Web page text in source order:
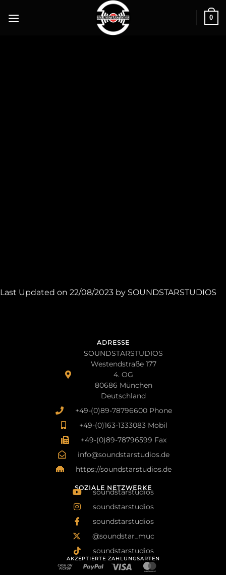
0
Last Updated on 22/08/2023 by SOUNDSTARSTUDIOS
SOZIALE NETZWERKE
soundstarstudios
soundstarstudios
soundstarstudios
@soundstar_muc
soundstarstudios
AKZEPTIERTE ZAHLUNGSARTEN
ADRESSE
SOUNDSTARSTUDIOS
Westendstraße 177
4. OG
80686 München
Deutschland
+49-(0)89-78796600 Phone
+49-(0)163-1333083 Mobil
+49-(0)89-78796599 Fax
info@soundstarstudios.de
https://soundstarstudios.de